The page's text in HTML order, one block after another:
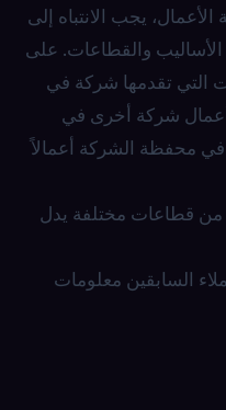
يجب الانتباه إلى
والقطاعات. على
التي تقدمها شركة في
أعمال شركة أخرى في
محفظة الشركة أعمالاً
من قطاعات مختلفة يدل
السابقين معلومات